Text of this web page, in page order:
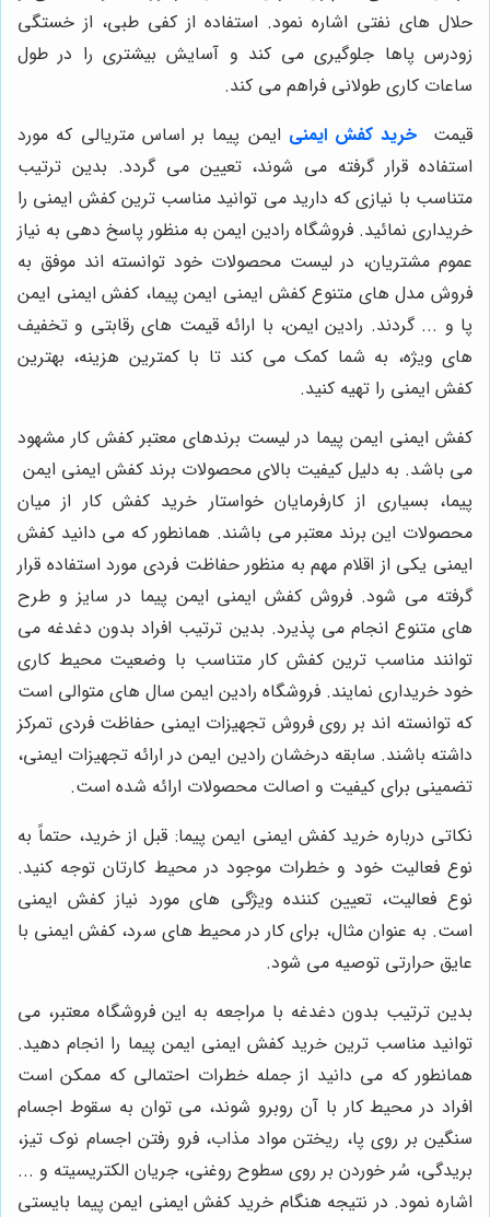
حلال های نفتی اشاره نمود. استفاده از کفی طبی، از خستگی
زودرس پاها جلوگیری می کند و آسایش بیشتری را در طول
ساعات کاری طولانی فراهم می کند.
قیمت
خرید کفش ایمنی ایمن پیما بر اساس متریالی که مورد
استفاده قرار گرفته می شوند، تعیین می گردد. بدین ترتیب
متناسب با نیازی که دارید می توانید مناسب ترین کفش ایمنی را
خریداری نمائید. فروشگاه رادین ایمن به منظور پاسخ دهی به نیاز
عموم مشتریان، در لیست محصولات خود توانسته اند موفق به
فروش مدل های متنوع کفش ایمنی ایمن پیما، کفش ایمنی ایمن
پا و ... گردند. رادین ایمن، با ارائه قیمت های رقابتی و تخفیف
های ویژه، به شما کمک می کند تا با کمترین هزینه، بهترین
کفش ایمنی را تهیه کنید.
کفش ایمنی ایمن پیما در لیست برندهای معتبر کفش کار مشهود
می باشد. به دلیل کیفیت بالای محصولات برند کفش ایمنی ایمن
پیما، بسیاری از کارفرمایان خواستار خرید کفش کار از میان
محصولات این برند معتبر می باشند. همانطور که می دانید کفش
ایمنی یکی از اقلام مهم به منظور حفاظت فردی مورد استفاده قرار
گرفته می شود. فروش کفش ایمنی ایمن پیما در سایز و طرح
های متنوع انجام می پذیرد. بدین ترتیب افراد بدون دغدغه می
توانند مناسب ترین کفش کار متناسب با وضعیت محیط کاری
خود خریداری نمایند. فروشگاه رادین ایمن سال های متوالی است
که توانسته اند بر روی فروش تجهیزات ایمنی حفاظت فردی تمرکز
داشته باشند. سابقه درخشان رادین ایمن در ارائه تجهیزات ایمنی،
تضمینی برای کیفیت و اصالت محصولات ارائه شده است.
نکاتی درباره خرید کفش ایمنی ایمن پیما: قبل از خرید، حتماً به
نوع فعالیت خود و خطرات موجود در محیط کارتان توجه کنید.
نوع فعالیت، تعیین کننده ویژگی های مورد نیاز کفش ایمنی
است. به عنوان مثال، برای کار در محیط های سرد، کفش ایمنی با
عایق حرارتی توصیه می شود.
بدین ترتیب بدون دغدغه با مراجعه به این فروشگاه معتبر، می
توانید مناسب ترین خرید کفش ایمنی ایمن پیما را انجام دهید.
همانطور که می دانید از جمله خطرات احتمالی که ممکن است
افراد در محیط کار با آن روبرو شوند، می توان به سقوط اجسام
سنگین بر روی پا، ریختن مواد مذاب، فرو رفتن اجسام نوک تیز،
بریدگی، سُر خوردن بر روی سطوح روغنی، جریان الکتریسیته و ...
اشاره نمود. در نتیجه هنگام خرید کفش ایمنی ایمن پیما بایستی